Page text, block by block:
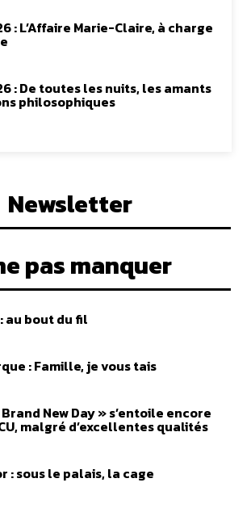
: L’Affaire Marie-Claire, à charge
: De toutes les nuits, les amants
philosophiques
Newsletter
pas manquer
au bout du fil
: Famille, je vous tais
New Day » s’entoile encore
malgré d’excellentes qualités
: sous le palais, la cage